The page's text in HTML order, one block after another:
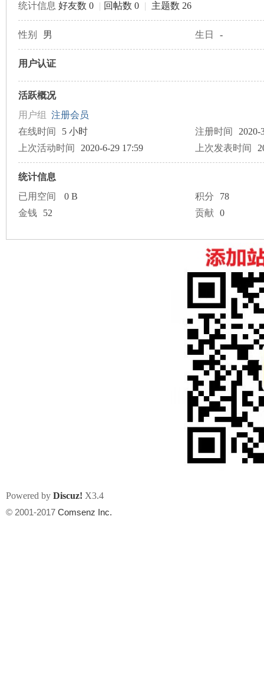
州
统计信息 好友数 0 | 回帖数 0 | 主题数 26
性别 男 生日 -
用户认证
活跃概况
用户组 注册会员
在线时间
5 小时 注册时间
2020-
上次活动时间
2020-6-29 17:59 上次发表时间
统计信息
已用空间
0 B 积分
78
金钱
52 贡献 0
Powered by Discuz! X3.4
© 2001-2017 Comsenz Inc.